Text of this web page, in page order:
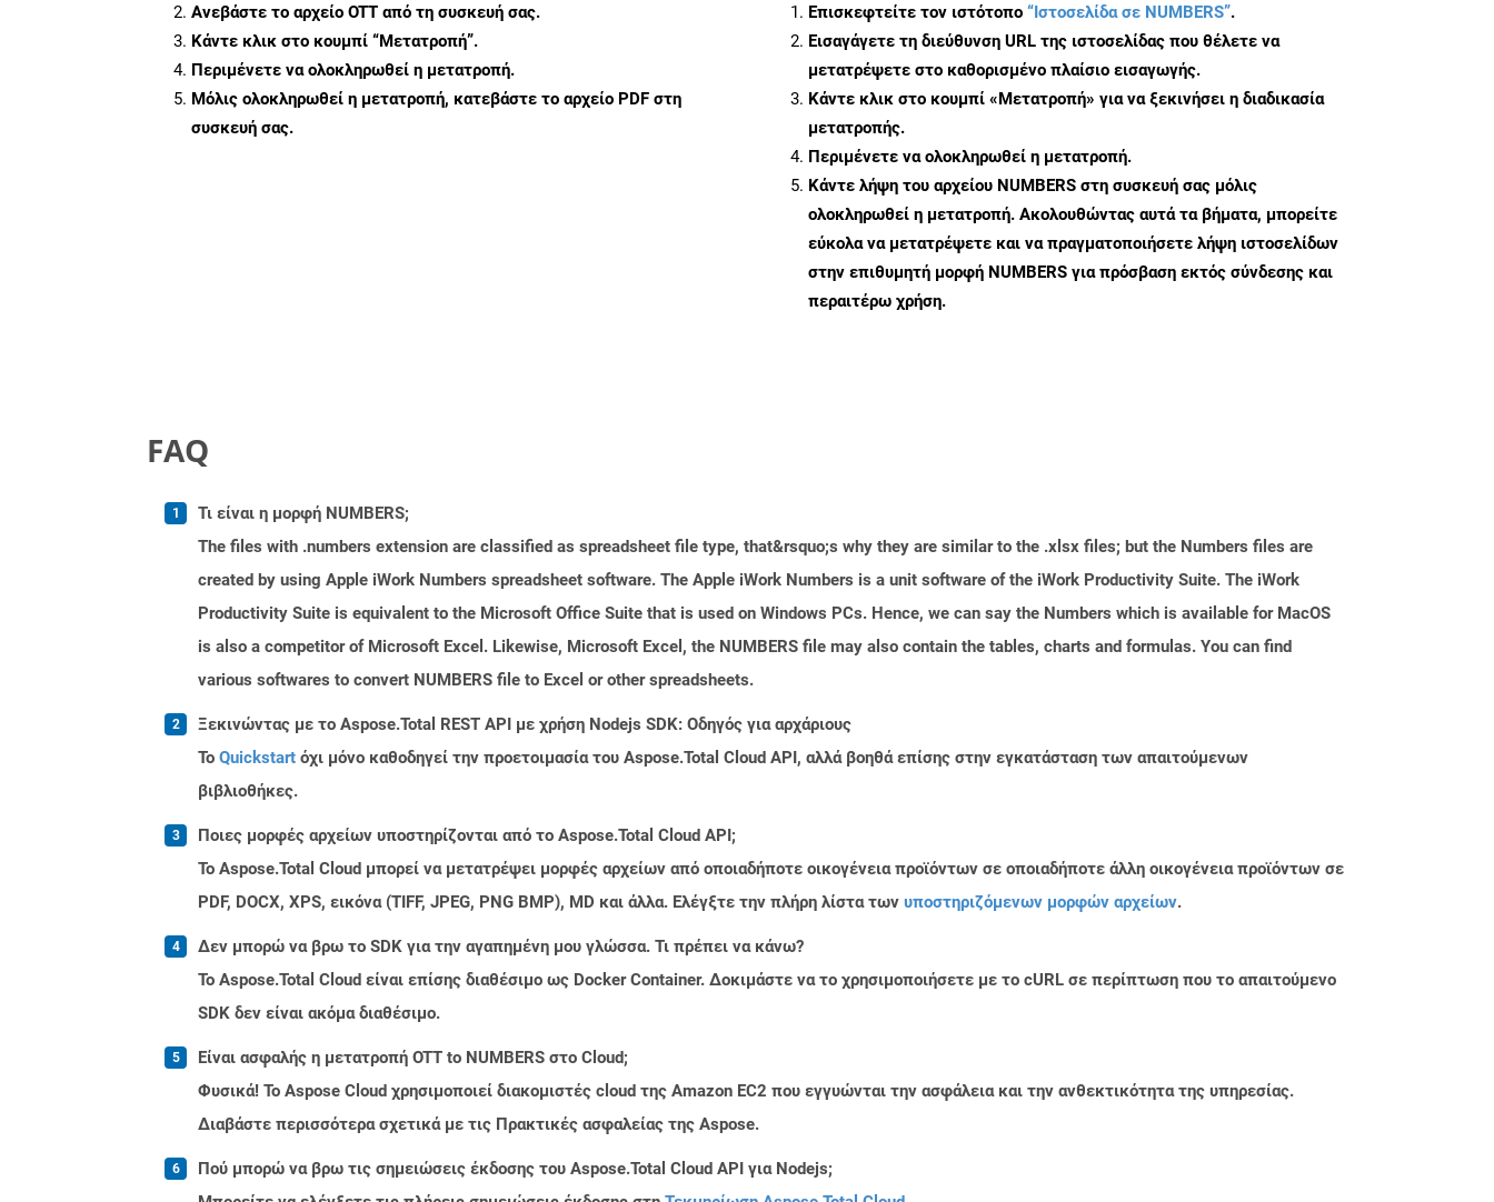
Ανεβάστε το αρχείο OTT από τη συσκευή σας.
Κάντε κλικ στο κουμπί “Μετατροπή”.
Περιμένετε να ολοκληρωθεί η μετατροπή.
Μόλις ολοκληρωθεί η μετατροπή, κατεβάστε το αρχείο PDF στη
συσκευή σας.
Επισκεφτείτε τον ιστότοπο “Ιστοσελίδα σε NUMBERS”.
Εισαγάγετε τη διεύθυνση URL της ιστοσελίδας που θέλετε να
μετατρέψετε στο καθορισμένο πλαίσιο εισαγωγής.
Κάντε κλικ στο κουμπί «Μετατροπή» για να ξεκινήσει η διαδικασία
μετατροπής.
Περιμένετε να ολοκληρωθεί η μετατροπή.
Κάντε λήψη του αρχείου NUMBERS στη συσκευή σας μόλις
ολοκληρωθεί η μετατροπή. Ακολουθώντας αυτά τα βήματα, μπορείτε
εύκολα να μετατρέψετε και να πραγματοποιήσετε λήψη ιστοσελίδων
στην επιθυμητή μορφή NUMBERS για πρόσβαση εκτός σύνδεσης και
περαιτέρω χρήση.
FAQ
Τι είναι η μορφή NUMBERS;
The files with .numbers extension are classified as spreadsheet file type, that&rsquo;s why they are similar to the .xlsx files; but the Numbers files are
created by using Apple iWork Numbers spreadsheet software. The Apple iWork Numbers is a unit software of the iWork Productivity Suite. The iWork
Productivity Suite is equivalent to the Microsoft Office Suite that is used on Windows PCs. Hence, we can say the Numbers which is available for MacOS
is also a competitor of Microsoft Excel. Likewise, Microsoft Excel, the NUMBERS file may also contain the tables, charts and formulas. You can find
various softwares to convert NUMBERS file to Excel or other spreadsheets.
Ξεκινώντας με το Aspose.Total REST API με χρήση Nodejs SDK: Οδηγός για αρχάριους
Το Quickstart όχι μόνο καθοδηγεί την προετοιμασία του Aspose.Total Cloud API, αλλά βοηθά επίσης στην εγκατάσταση των απαιτούμενων
βιβλιοθήκες.
Ποιες μορφές αρχείων υποστηρίζονται από το Aspose.Total Cloud API;
Το Aspose.Total Cloud μπορεί να μετατρέψει μορφές αρχείων από οποιαδήποτε οικογένεια προϊόντων σε οποιαδήποτε άλλη οικογένεια προϊόντων σε
PDF, DOCX, XPS, εικόνα (TIFF, JPEG, PNG BMP), MD και άλλα. Ελέγξτε την πλήρη λίστα των υποστηριζόμενων μορφών αρχείων.
Δεν μπορώ να βρω το SDK για την αγαπημένη μου γλώσσα. Τι πρέπει να κάνω?
Το Aspose.Total Cloud είναι επίσης διαθέσιμο ως Docker Container. Δοκιμάστε να το χρησιμοποιήσετε με το cURL σε περίπτωση που το απαιτούμενο
SDK δεν είναι ακόμα διαθέσιμο.
Είναι ασφαλής η μετατροπή OTT to NUMBERS στο Cloud;
Φυσικά! Το Aspose Cloud χρησιμοποιεί διακομιστές cloud της Amazon EC2 που εγγυώνται την ασφάλεια και την ανθεκτικότητα της υπηρεσίας.
Διαβάστε περισσότερα σχετικά με τις Πρακτικές ασφαλείας της Aspose.
Πού μπορώ να βρω τις σημειώσεις έκδοσης του Aspose.Total Cloud API για Nodejs;